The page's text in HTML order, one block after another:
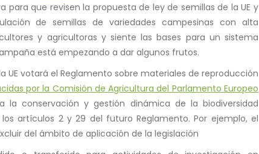
para que revisen la propuesta de ley de semillas de la UE y
de semillas de variedades campesinas con alta
y agricultoras y siente las bases para un sistema
está empezando a dar algunos frutos.
UE votará el Reglamento sobre materiales de reproducción
por la Comisión de Agricultura del Parlamento Europeo
conservación y gestión dinámica de la biodiversidad
artículos 2 y 29 del futuro Reglamento. Por ejemplo, el
del ámbito de aplicación de la legislación